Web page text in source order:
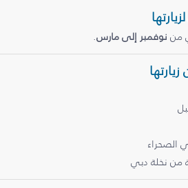
من نوفمبر إلى مارس.
الصحراء
من نخلة دبي